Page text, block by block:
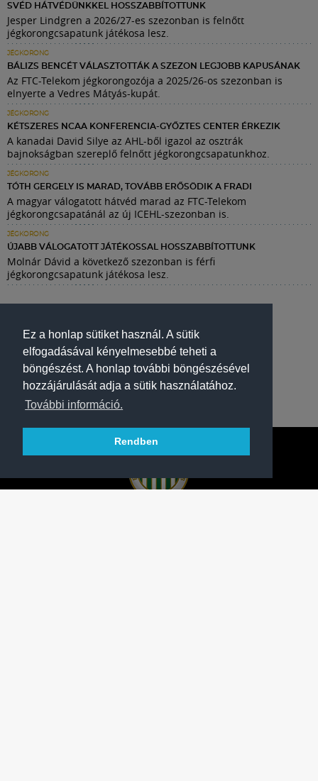
Ez a honlap sütiket használ. A sütik
elfogadásával kényelmesebbé teheti a
böngészést. A honlap további böngészésével
hozzájárulását adja a sütik használatához.
További információ.
Rendben
SVÉD HÁTVÉDÜNKKEL HOSSZABBÍTOTTUNK
Jesper Lindgren a 2026/27-es szezonban is felnőtt
jégkorongcsapatunk játékosa lesz.
JÉGKORONG
BÁLIZS BENCÉT VÁLASZTOTTÁK A SZEZON LEGJOBB KAPUSÁNAK
Az FTC-Telekom jégkorongozója a 2025/26-os szezonban is
elnyerte a Vedres Mátyás-kupát.
JÉGKORONG
KÉTSZERES NCAA KONFERENCIA-GYŐZTES CENTER ÉRKEZIK
A kanadai David Silye az AHL-ből igazol az osztrák
bajnokságban szereplő felnőtt jégkorongcsapatunkhoz.
JÉGKORONG
TÓTH GERGELY IS MARAD, TOVÁBB ERŐSÖDIK A FRADI
A magyar válogatott hátvéd marad az FTC-Telekom
jégkorongcsapatánál az új ICEHL-szezonban is.
JÉGKORONG
ÚJABB VÁLOGATOTT JÁTÉKOSSAL HOSSZABBÍTOTTUNK
Molnár Dávid a következő szezonban is férfi
jégkorongcsapatunk játékosa lesz.